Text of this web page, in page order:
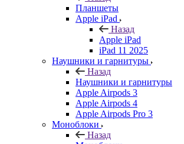
Планшеты
Apple iPad
Назад
Apple iPad
iPad 11 2025
Наушники и гарнитуры
Назад
Наушники и гарнитуры
Apple Airpods 3
Apple Airpods 4
Apple Airpods Pro 3
Моноблоки
Назад